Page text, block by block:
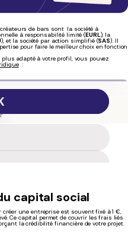
de bars sont la société à
à responsabilité limité (EURL), la
), et la société par action simplifié (SAS). Il
pour faire le meilleur choix en fonction
adapté à votre profil, vous pouvez
:
capital social
une entreprise est souvent fixé à 1 €,
Ce capital permet de couvrir les frais liés
la crédibilité financière de votre projet.